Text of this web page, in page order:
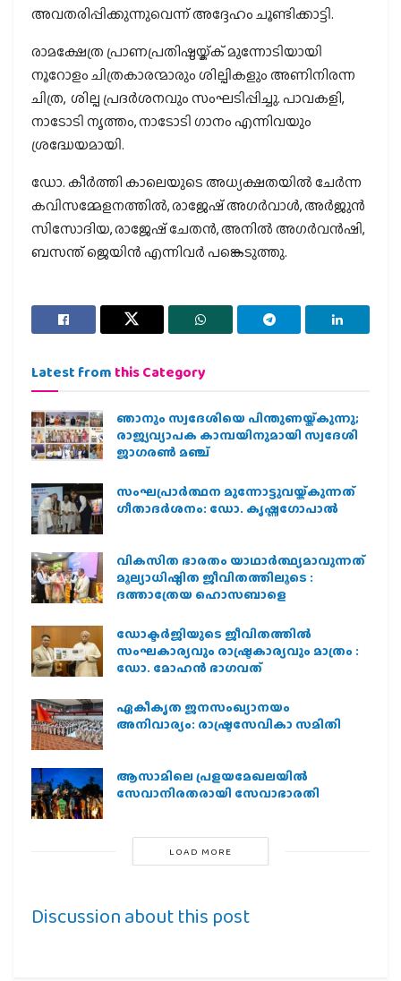
അവതരിപ്പിക്കുന്നുവെന്ന് അദ്ദേഹം ചൂണ്ടിക്കാട്ടി.
രാമക്ഷേത്ര പ്രാണപ്രതിഷ്ഠയ്ക്ക് മുന്നോടിയായി
നൂറോളം ചിത്രകാരന്മാരും ശില്പികളും അണിനിരന്ന
ചിത്ര, ശില്പ പ്രദര്‍ശനവും സംഘടിപ്പിച്ചു. പാവകളി,
നാടോടി നൃത്തം, നാടോടി ഗാനം എന്നിവയും
ശ്രദ്ധേയമായി.
ഡോ. കീര്‍ത്തി കാലെയുടെ അധ്യക്ഷതയില്‍ ചേര്‍ന്ന
കവിസമ്മേളനത്തില്‍, രാജേഷ് അഗര്‍വാള്‍, അര്‍ജുന്‍
സിസോദിയ, രാജേഷ് ചേതന്‍, അനില്‍ അഗര്‍വന്‍ഷി,
ബസന്ത് ജെയിന്‍ എന്നിവര്‍ പങ്കെടുത്തു.
Latest from this Category
ഞാനും സ്വദേശിയെ പിന്തുണയ്ക്കുന്നു;
രാജ്യവ്യാപക കാമ്പയിനുമായി സ്വദേശി
ജാഗരണ്‍ മഞ്ച്
സംഘപ്രാര്‍ത്ഥന മുന്നോട്ടുവയ്ക്കുന്നത്
ഗീതാദര്‍ശനം: ഡോ. കൃഷ്ണഗോപാല്‍
വികസിത ഭാരതം യാഥാർത്ഥ്യമാവുന്നത്
മൂല്യാധിഷ്ഠിത ജീവിതത്തിലൂടെ :
ദത്താത്രേയ ഹൊസബാളെ
ഡോക്ടർജിയുടെ ജീവിതത്തിൽ
സംഘകാര്യവും രാഷ്ട്രകാര്യവും മാത്രം :
ഡോ. മോഹൻ ഭാഗവത്
ഏകീകൃത ജനസംഖ്യാനയം
അനിവാര്യം: രാഷ്ട്രസേവികാ സമിതി
ആസാമിലെ പ്രളയമേഖലയില്‍
സേവാനിരതരായി സേവാഭാരതി
LOAD MORE
Discussion about this post